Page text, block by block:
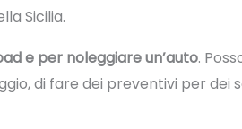
Sicilia.
e per noleggiare un’auto.
di fare dei preventivi per dei